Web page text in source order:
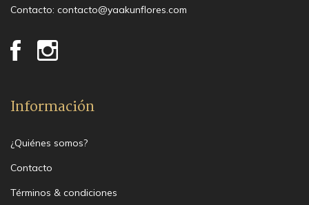
Contacto: contacto@yaakunflores.com
Información
¿Quiénes somos?
Contacto
Términos & condiciones